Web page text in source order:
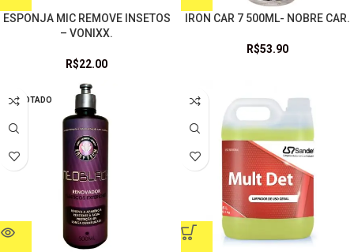
ESPONJA MIC REMOVE INSETOS
– VONIXX.
R$22.00
IRON CAR 7 500ML- NOBRE CAR.
R$53.90
ESGOTADO